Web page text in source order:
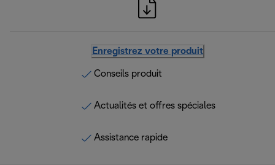
Enregistrez votre produit
Conseils produit
Actualités et offres spéciales
Assistance rapide